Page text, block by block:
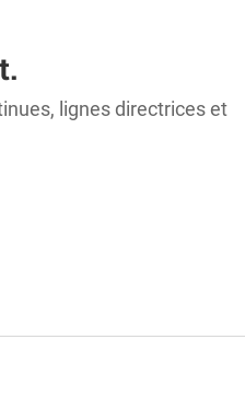
lignes directrices et